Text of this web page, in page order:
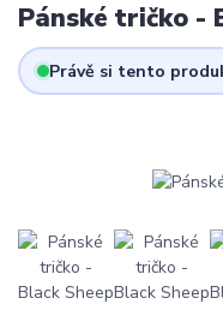
Pánské tričko -
Právě si tento